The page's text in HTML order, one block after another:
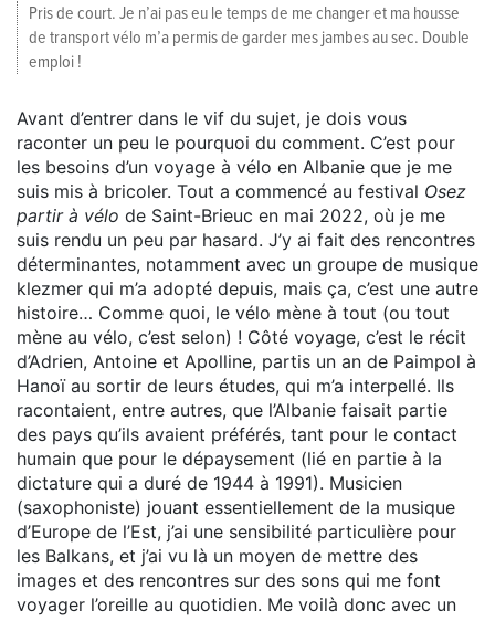
Pris de court. Je n’ai pas eu le temps de me changer et ma housse
de transport vélo m’a permis de garder mes jambes au sec. Double
emploi !
Avant d’entrer dans le vif du sujet, je dois vous
raconter un peu le pourquoi du comment. C’est pour
les besoins d’un voyage à vélo en Albanie que je me
suis mis à bricoler. Tout a commencé au festival Osez
partir à vélo de Saint-Brieuc en mai 2022, où je me
suis rendu un peu par hasard. J’y ai fait des rencontres
déterminantes, notamment avec un groupe de musique
klezmer qui m’a adopté depuis, mais ça, c’est une autre
histoire… Comme quoi, le vélo mène à tout (ou tout
mène au vélo, c’est selon) ! Côté voyage, c’est le récit
d’Adrien, Antoine et Apolline, partis un an de Paimpol à
Hanoï au sortir de leurs études, qui m’a interpellé. Ils
racontaient, entre autres, que l’Albanie faisait partie
des pays qu’ils avaient préférés, tant pour le contact
humain que pour le dépaysement (lié en partie à la
dictature qui a duré de 1944 à 1991). Musicien
(saxophoniste) jouant essentiellement de la musique
d’Europe de l’Est, j’ai une sensibilité particulière pour
les Balkans, et j’ai vu là un moyen de mettre des
images et des rencontres sur des sons qui me font
voyager l’oreille au quotidien. Me voilà donc avec un